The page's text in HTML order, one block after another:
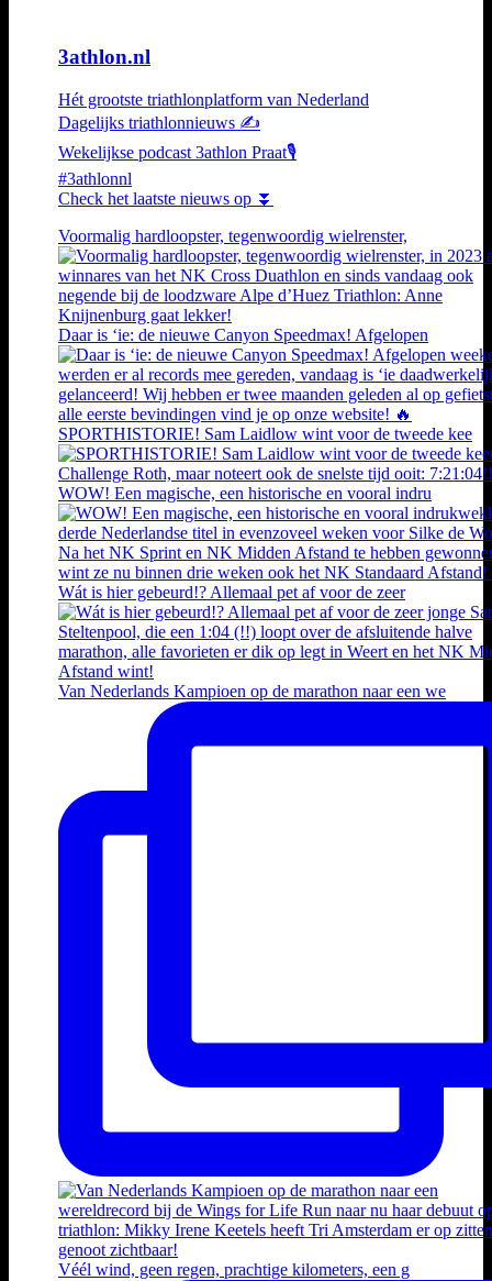
3athlon.nl
Hét grootste triathlonplatform van Nederland
Dagelijks triathlonnieuws ✍️
Wekelijkse podcast 3athlon Praat🎙️
#3athlonnl
Check het laatste nieuws op ⏬
Voormalig hardloopster, tegenwoordig wielrenster,
Daar is ‘ie: de nieuwe Canyon Speedmax! Afgelopen
SPORTHISTORIE! Sam Laidlow wint voor de tweede kee
WOW! Een magische, een historische en vooral indru
Wát is hier gebeurd!? Allemaal pet af voor de zeer
Van Nederlands Kampioen op de marathon naar een we
Véél wind, geen regen, prachtige kilometers, een g